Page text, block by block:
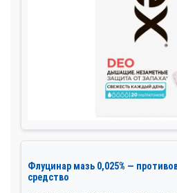
Флуцинар мазь 0,025% —
средство